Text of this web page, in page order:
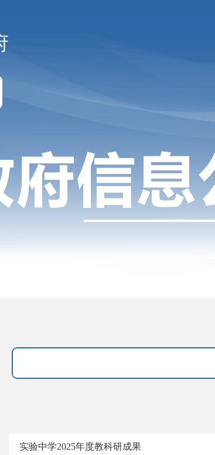
实验中学2025年度教科研成果